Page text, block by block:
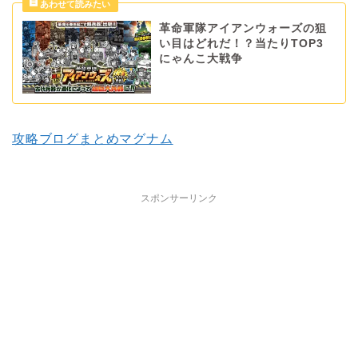
革命軍隊アイアンウォーズの狙
い目はどれだ！？当たりTOP3
にゃんこ大戦争
攻略ブログまとめマグナム
スポンサーリンク